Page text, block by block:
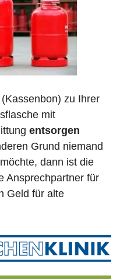
zu Ihrer
mit
entsorgen
Grund niemand
dann ist die
Ansprechpartner für
Geld für alte